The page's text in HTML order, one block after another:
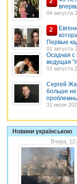
04 августа
2
Первые
01 августа
Осадчая с
ведущая
03 августа
Сергей
больше не
31 июля
Новини українською
Вчера,